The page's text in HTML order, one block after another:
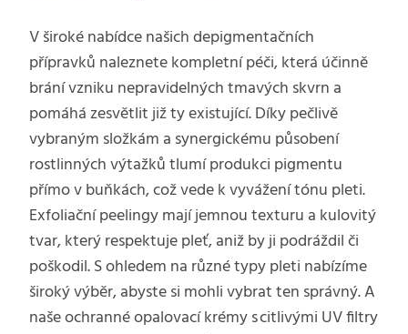
V široké nabídce našich depigmentačních
přípravků naleznete kompletní péči, která účinně
brání vzniku nepravidelných tmavých skvrn a
pomáhá zesvětlit již ty existující. Díky pečlivě
vybraným složkám a synergickému působení
rostlinných výtažků tlumí produkci pigmentu
přímo v buňkách, což vede k vyvážení tónu pleti.
Exfoliační peelingy mají jemnou texturu a kulovitý
tvar, který respektuje pleť, aniž by ji podráždil či
poškodil. S ohledem na různé typy pleti nabízíme
široký výběr, abyste si mohli vybrat ten správný. A
naše ochranné opalovací krémy s citlivými UV filtry